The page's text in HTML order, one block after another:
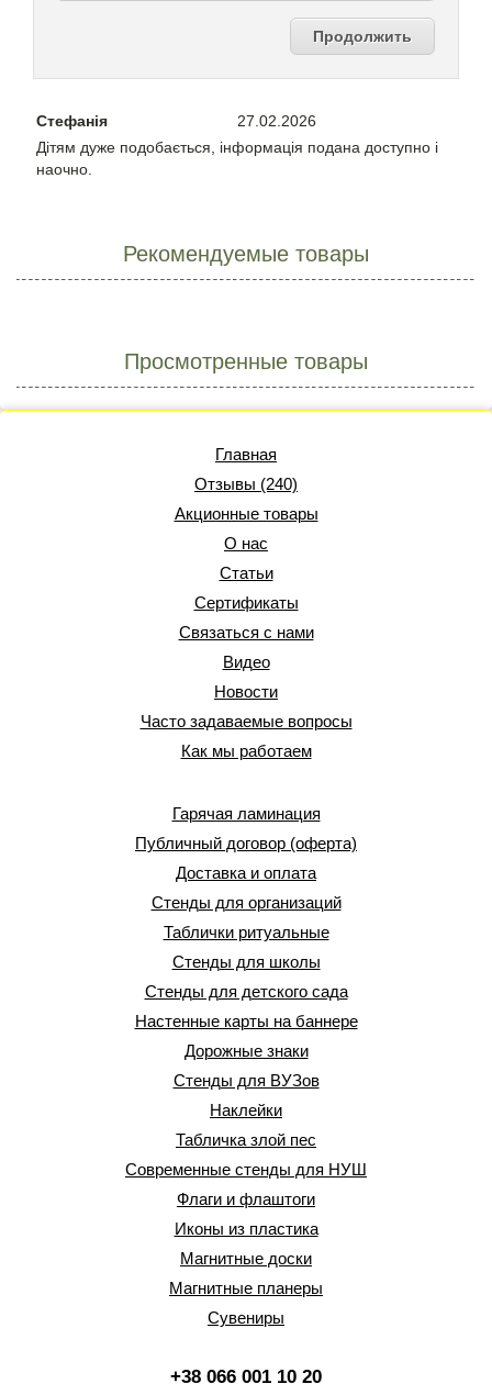
Продолжить
Стефанія
27.02.2026
Дітям дуже подобається, інформація подана доступно і
наочно.
Рекомендуемые товары
Просмотренные товары
Главная
Отзывы (240)
Акционные товары
О нас
Статьи
Сертификаты
Связаться с нами
Видео
Новости
Часто задаваемые вопросы
Как мы работаем
Гарячая ламинация
Публичный договор (оферта)
Доставка и оплата
Стенды для организаций
Таблички ритуальные
Стенды для школы
Стенды для детского сада
Настенные карты на баннере
Дорожные знаки
Стенды для ВУЗов
Наклейки
Табличка злой пес
Современные стенды для НУШ
Флаги и флаштоги
Иконы из пластика
Магнитные доски
Магнитные планеры
Сувениры
+38 066 001 10 20